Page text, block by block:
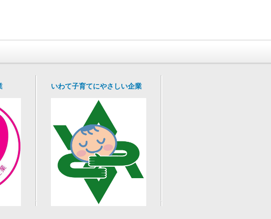
いわて子育てにやさしい企業